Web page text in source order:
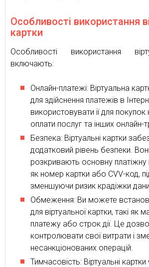
Особливості використання
картки
Особливості використання
включають:
Онлайн-платежі: Віртуальна
для здійснення платежів в
використовувати її для
оплати послуг та інших онлайн-
Безпека: Віртуальні картки
додатковий рівень безпеки.
розкривають основну платіжну
як номер картки або CVV-код,
зменшуючи ризик крадіжки
Обмеження: Ви можете
для віртуальної картки, такі як
платежу або строк дії. Це
контролювати свої витрати і
несанкціонованих операцій.
Тимчасовість: Віртуальні